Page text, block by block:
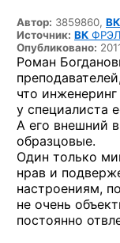
Автор: 3859860, ВК
Источник: ВК
Опубликовано:
Роман
что
у специалиста
А его внешний
образцовые.
Один только
нрав и
настроениям,
не очень
постоянно